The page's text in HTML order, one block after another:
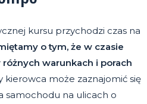
kursu przychodzi czas na
o tym, że w czasie
warunkach i porach
kierowca może zaznajomić się
samochodu na ulicach o